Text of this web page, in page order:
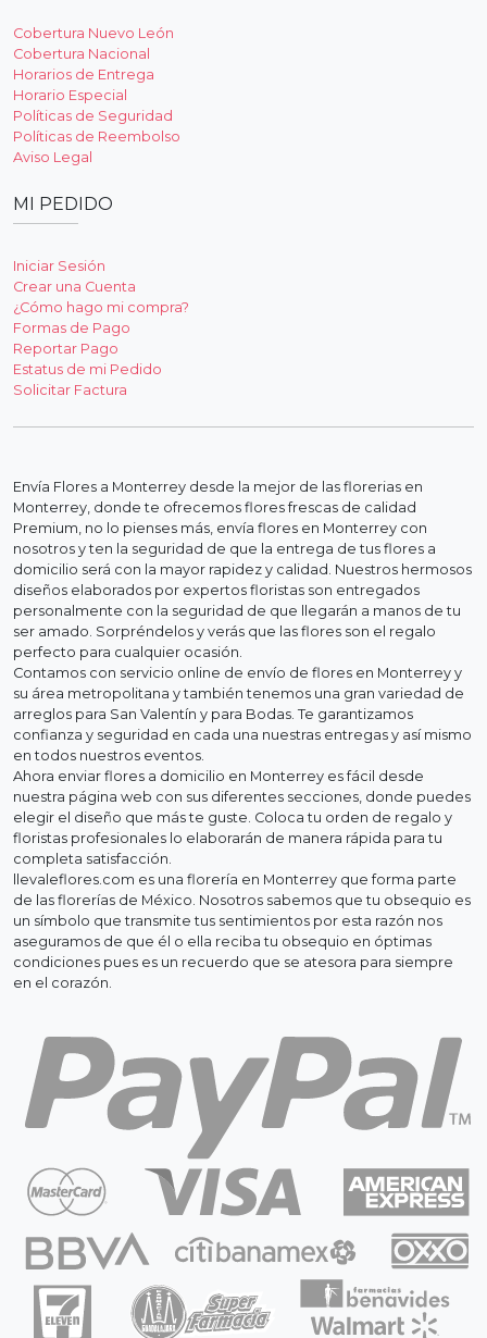
Cobertura Nuevo León
Cobertura Nacional
Horarios de Entrega
Horario Especial
Políticas de Seguridad
Políticas de Reembolso
Aviso Legal
MI PEDIDO
Iniciar Sesión
Crear una Cuenta
¿Cómo hago mi compra?
Formas de Pago
Reportar Pago
Estatus de mi Pedido
Solicitar Factura
Envía Flores a Monterrey desde la mejor de las florerias en
Monterrey, donde te ofrecemos flores frescas de calidad
Premium, no lo pienses más, envía flores en Monterrey con
nosotros y ten la seguridad de que la entrega de tus flores a
domicilio será con la mayor rapidez y calidad. Nuestros hermosos
diseños elaborados por expertos floristas son entregados
personalmente con la seguridad de que llegarán a manos de tu
ser amado. Sorpréndelos y verás que las flores son el regalo
perfecto para cualquier ocasión.
Contamos con servicio online de envío de flores en Monterrey y
su área metropolitana y también tenemos una gran variedad de
arreglos para San Valentín y para Bodas. Te garantizamos
confianza y seguridad en cada una nuestras entregas y así mismo
en todos nuestros eventos.
Ahora enviar flores a domicilio en Monterrey es fácil desde
nuestra página web con sus diferentes secciones, donde puedes
elegir el diseño que más te guste. Coloca tu orden de regalo y
floristas profesionales lo elaborarán de manera rápida para tu
completa satisfacción.
llevaleflores.com es una florería en Monterrey que forma parte
de las florerías de México. Nosotros sabemos que tu obsequio es
un símbolo que transmite tus sentimientos por esta razón nos
aseguramos de que él o ella reciba tu obsequio en óptimas
condiciones pues es un recuerdo que se atesora para siempre
en el corazón.